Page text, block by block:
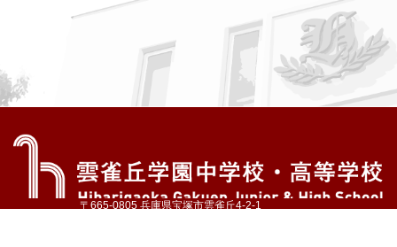
〒665-0805 兵庫県宝塚市雲雀丘4-2-1